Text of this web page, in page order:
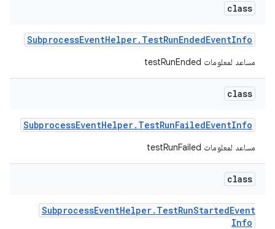
class
SubprocessEventHelper. TestRunEndedEventInfo
مساعد لمعلومات testRunEnded
class
SubprocessEventHelper. TestRunFailedEventInfo
مساعد لمعلومات testRunFailed
class
SubprocessEventHelper. TestRunStartedEvent
Info